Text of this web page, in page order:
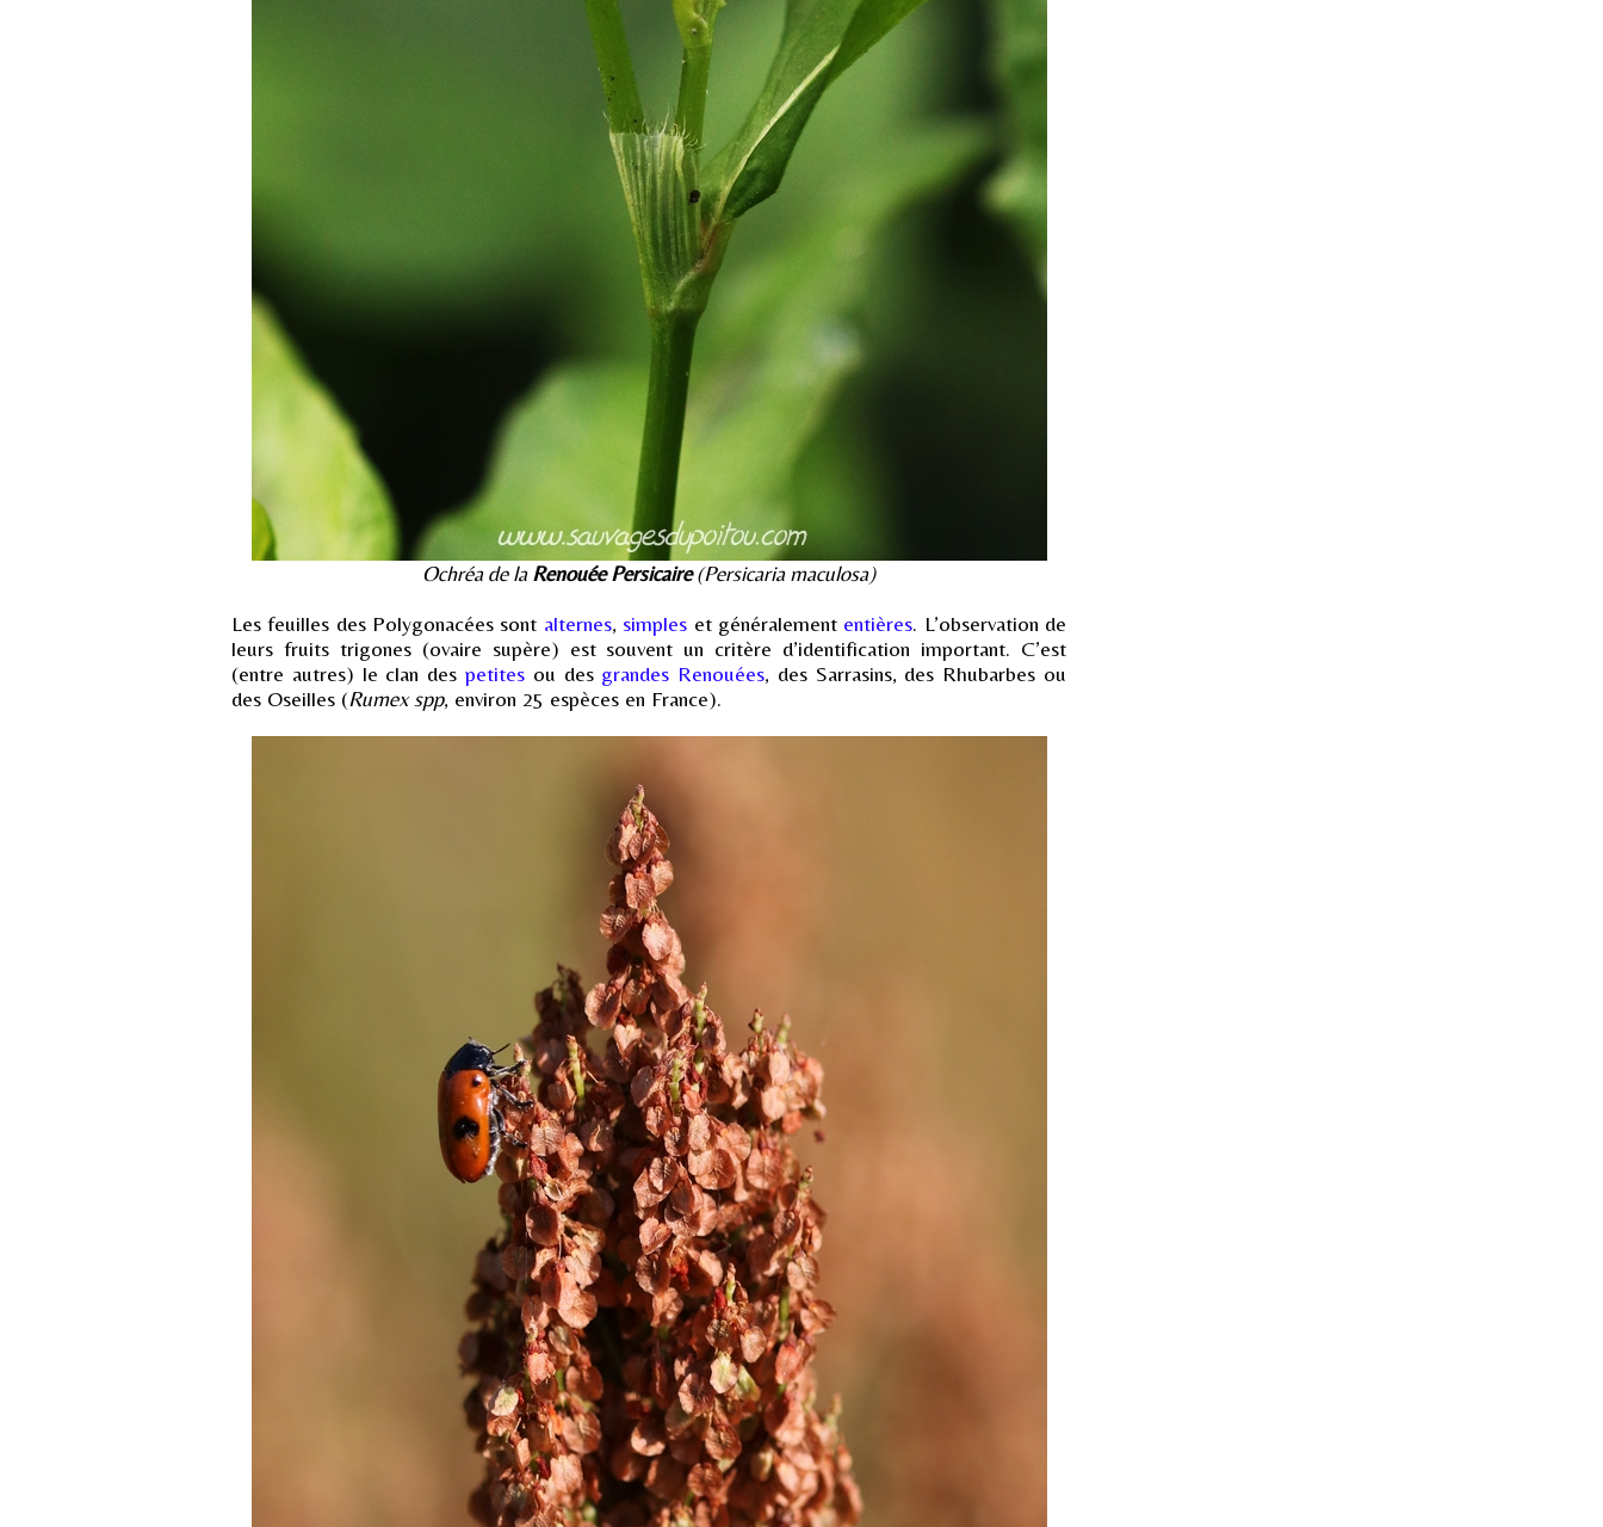
Ochréa de laRenouée Persicaire(Persicaria maculosa)
Les feuilles des Polygonacées sont alternes, simples et généralement entières. L’observation de
leurs fruits trigones (ovaire supère) est souvent un critère d’identification important. C’est
(entre autres) le clan des petitesou des grandes Renouées, des Sarrasins, des Rhubarbes ou
des Oseilles (Rumex spp, environ 25 espèces en France).